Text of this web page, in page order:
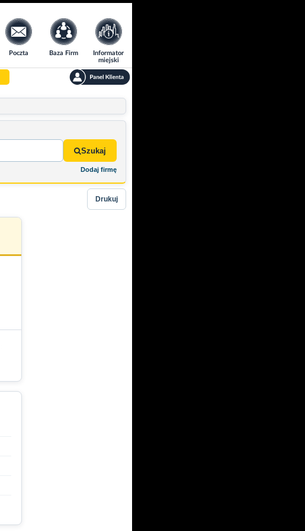
Poczta Baza Firm
Informator
miejski
Szukaj
Dodaj firmę
Drukuj